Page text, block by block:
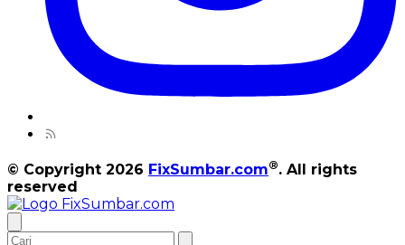
© Copyright 2026 FixSumbar.com®. All rights
reserved